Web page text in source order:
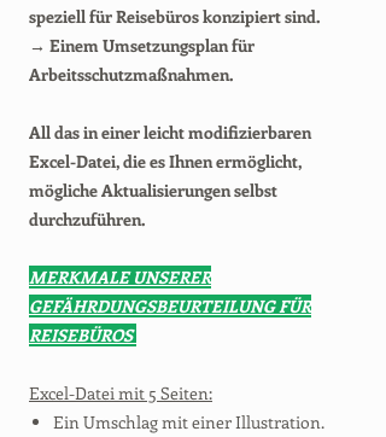
speziell für Reisebüros konzipiert sind.
→ Einem Umsetzungsplan für
Arbeitsschutzmaßnahmen.
All das in einer leicht modifizierbaren
Excel-Datei, die es Ihnen ermöglicht,
mögliche Aktualisierungen selbst
durchzuführen.
MERKMALE UNSERER
GEFÄHRDUNGSBEURTEILUNG FÜR
REISEBÜROS
Excel-Datei mit 5 Seiten:
Ein Umschlag mit einer Illustration.